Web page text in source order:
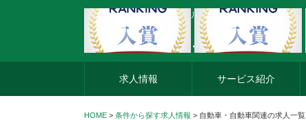
外資系企業の転職・キャリア転職ならアージスジャパン
求人情報 サービス紹介
HOME > 条件から探す求人情報 > 自動車・自動車関連の求人一覧